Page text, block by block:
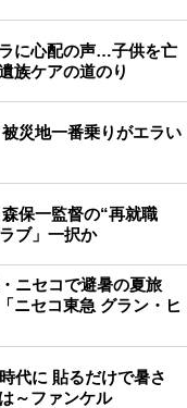
に心配の声…子供を亡
族ケアの道のり
災地一番乗りがエラい
保一監督の“再就職
ブ」一択か
ニセコで避暑の夏旅
ニセコ東急 グラン・ヒ
代に 貼るだけで暑さ
～ファンケル